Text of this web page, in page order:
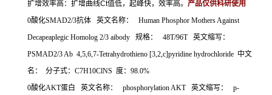
扩增效率高：扩增曲线Ct值低，起峰快，效率高。 产品仅供科研使用
0酸化SMAD2/3抗体 英文名称：
Human Phosphor Mothers Against
Decapeaplegic Homolog 2/3 aibody 规格： 48T/96T 英文缩写：
PSMAD2/3 Ab 4,5,6,7-Tetrahydrothieno [3,2,c]pyridine hydrochloride 中文
名：
分子式： C7H10ClNS 度： 98.0%
0酸化AKT蛋白 英文名称： phosphorylation AKT 英文缩写：
p-